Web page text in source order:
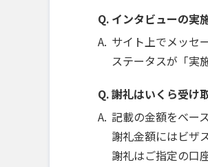
インタビューの実
サイト上でメッセ
ステータスが「実
謝礼はいくら受け
記載の金額をベー
謝礼金額にはビザ
謝礼はご指定の口